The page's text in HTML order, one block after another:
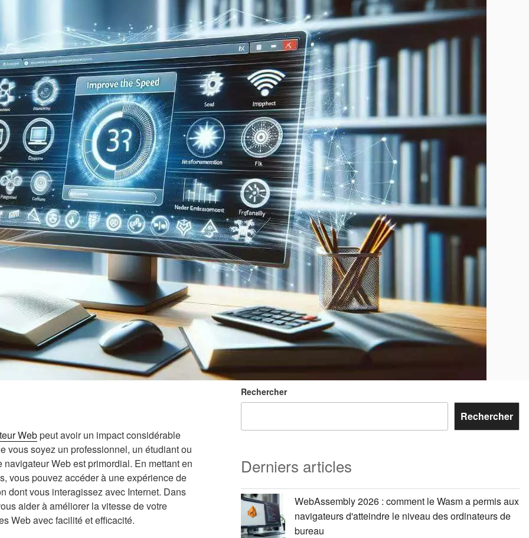
Webpeut avoir un impact considérable
vous soyez un professionnel, un étudiant ou
Web est primordial. En mettant en
vous pouvez accéder à une expérience de
dont vous interagissez avec Internet. Dans
aider à améliorer la vitesse de votre
Web avec facilité et efficacité.
Rechercher
Rechercher
Derniers articles
WebAssembly 2026 : comment le Wasm a permis aux
navigateurs d'atteindre le niveau des ordinateurs de
bureau